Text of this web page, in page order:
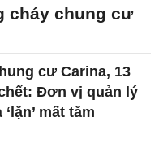
cháy chung cư
cư Carina, 13
Đơn vị quản lý
mất tăm